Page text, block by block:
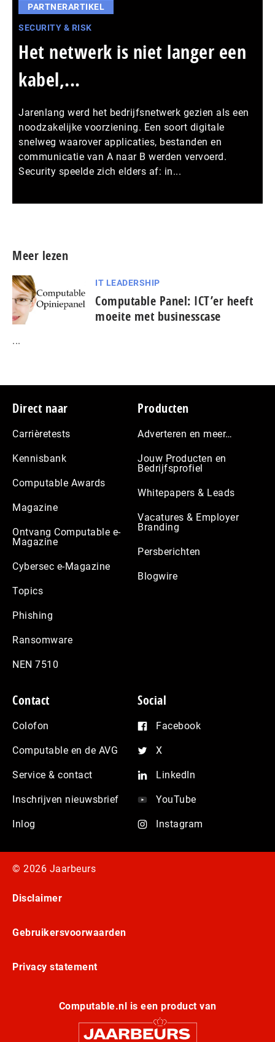
PARTNERARTIKEL
SECURITY & RISK
Het netwerk is niet langer een
kabel,...
Jarenlang werd het bedrijfsnetwerk gezien als een
noodzakelijke voorziening. Een soort digitale
snelweg waarover applicaties, bestanden en
communicatie van A naar B werden vervoerd.
Security speelde zich elders af: in...
Meer lezen
IT LEADERSHIP
Computable Panel: ICT’er heeft
moeite met businesscase
...
Footer
Direct naar
Carrièretests
Kennisbank
Computable Awards
Magazine
Ontvang Computable e-
Magazine
Cybersec e-Magazine
Topics
Phishing
Ransomware
NEN 7510
Producten
Adverteren en meer…
Jouw Producten en
Bedrijfsprofiel
Whitepapers & Leads
Vacatures & Employer
Branding
Persberichten
Blogwire
Contact
Colofon
Computable en de AVG
Service & contact
Inschrijven nieuwsbrief
Inlog
Social
Facebook
X
LinkedIn
YouTube
Instagram
© 2026 Jaarbeurs
Disclaimer
Gebruikersvoorwaarden
Privacy statement
Computable.nl is een product van